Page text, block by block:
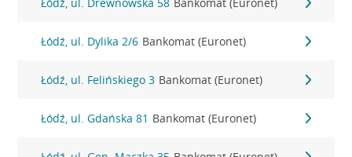
Łódź, ul. Dylika 2/6 Bankomat (Euronet)
Łódź, ul. Felińskiego 3 Bankomat (Euronet)
Łódź, ul. Gdańska 81 Bankomat (Euronet)